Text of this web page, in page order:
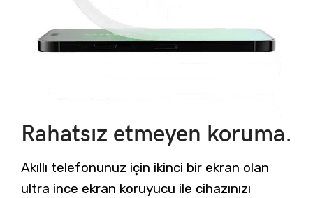
Rahatsız etmeyen koruma.
Akıllı telefonunuz için ikinci bir ekran olan
ultra ince ekran koruyucu ile cihazınızı